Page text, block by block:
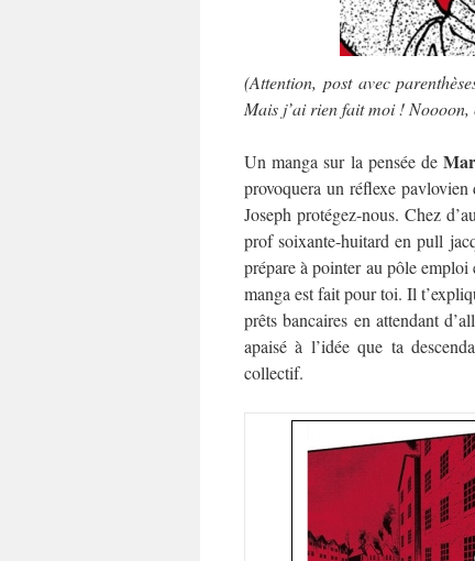
(Attention, post avec
Mais j’ai rien fait moi !
Un manga sur la pensée de
provoquera un réflexe
Joseph protégez-nous. Chez
prof soixante-huitard en pull
prépare à pointer au pôle
manga est fait pour toi. Il
prêts bancaires en attendant
apaisé à l’idée que ta
collectif.